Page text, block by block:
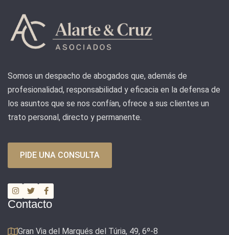
Somos un despacho de abogados que, además de
profesionalidad, responsabilidad y eficacia en la defensa de
los asuntos que se nos confían, ofrece a sus clientes un
trato personal, directo y permanente.
PIDE UNA CONSULTA
Contacto
Gran Via del Marqués del Túria, 49, 6º-8